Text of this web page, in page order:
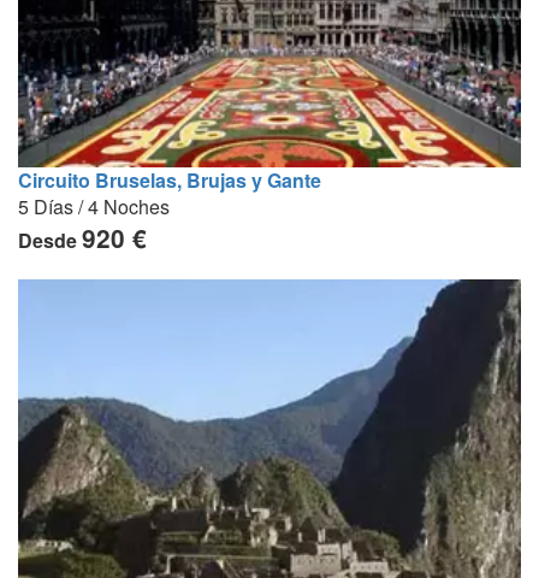
Circuito Bruselas, Brujas y Gante
5 Días / 4 Noches
Desde920 €